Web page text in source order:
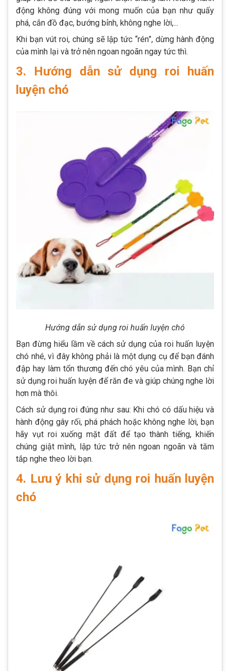
động không đúng với mong muốn của bạn như quấy
phá, cắn đồ đạc, bướng bỉnh, không nghe lời,...
Khi bạn vút roi, chúng sẽ lập tức “rén”, dừng hành động
của mình lại và trở nên ngoan ngoãn ngay tức thì.
3. Hướng dẫn sử dụng roi huấn
luyện chó
Hướng dẫn sử dụng roi huấn luyện chó
Bạn đừng hiểu lầm về cách sử dụng của roi huấn luyện
chó nhé, vì đây không phải là một dụng cụ để bạn đánh
đập hay làm tổn thương đến chó yêu của mình. Bạn chỉ
sử dụng roi huấn luyện để răn đe và giúp chúng nghe lời
hơn mà thôi.
Cách sử dụng roi đúng như sau: Khi chó có dấu hiệu và
hành động gây rối, phá phách hoặc không nghe lời, bạn
hãy vụt roi xuống mặt đất để tạo thành tiếng, khiến
chúng giật mình, lập tức trở nên ngoan ngoãn và tăm
tắp nghe theo lời bạn.
4. Lưu ý khi sử dụng roi huấn luyện
chó